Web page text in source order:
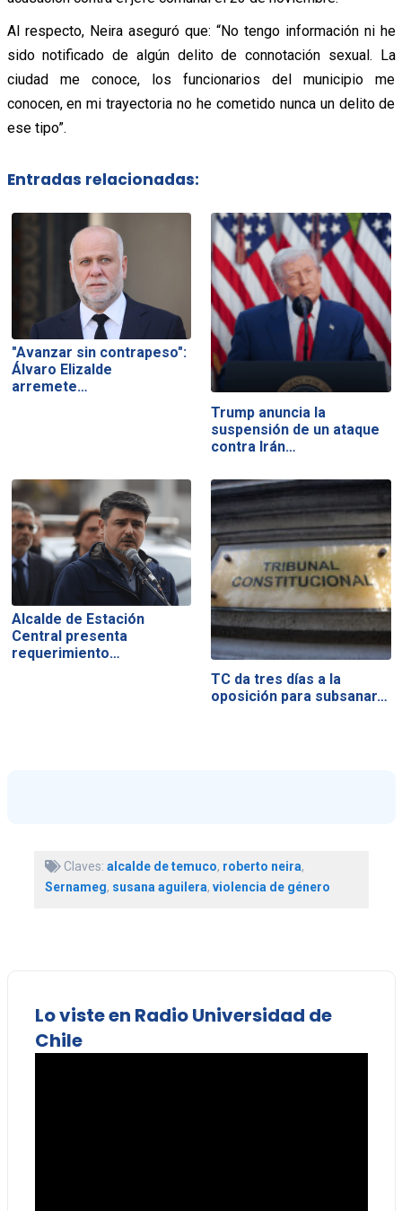
Al respecto, Neira aseguró que: “No tengo información ni he
sido notificado de algún delito de connotación sexual. La
ciudad me conoce, los funcionarios del municipio me
conocen, en mi trayectoria no he cometido nunca un delito de
ese tipo”.
Entradas relacionadas:
"Avanzar sin contrapeso":
Álvaro Elizalde
arremete…
Trump anuncia la
suspensión de un ataque
contra Irán…
Alcalde de Estación
Central presenta
requerimiento…
TC da tres días a la
oposición para subsanar…
Claves: alcalde de temuco, roberto neira,
Sernameg, susana aguilera, violencia de género
Lo viste en Radio Universidad de
Chile